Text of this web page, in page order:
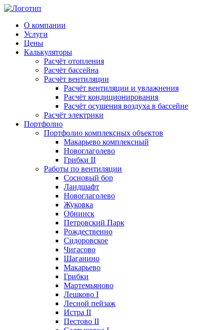
О компании
Услуги
Цены
Калькуляторы
Расчёт отопления
Расчёт бассейна
Расчёт вентиляции
Расчёт вентиляции и увлажнения
Расчёт кондиционирования
Расчёт осушения воздуха в бассейне
Расчёт электрики
Портфолио
Портфолио комплексных объектов
Макарьево комплексный
Новоглаголево
Грибки II
Работы по вентиляции
Сосновый бор
Ландшафт
Новоглаголево
Жуковка
Обнинск
Петровский Парк
Рождественно
Сидоровское
Чигасово
Шаганино
Макарьево
Грибки
Мартемьяново
Лешково I
Лесной пейзаж
Истра II
Пестово II